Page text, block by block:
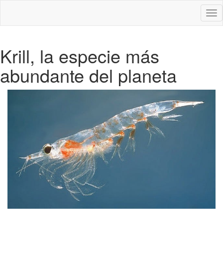
Krill, la especie más
abundante del planeta